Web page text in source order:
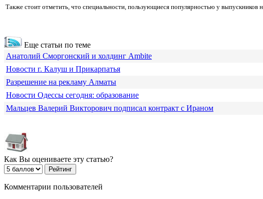
Также стоит отметить, что специальности, пользующиеся популярностью у
Еще статьи по теме
Анатолий Сморгонский и холдинг Ambite
Новости г. Калуш и Прикарпатья
Разрешение на рекламу Алматы
Новости Одессы сегодня: образование
Мальцев Валерий Викторович подписал контракт с Ираном
Как Вы оцениваете эту статью?
Комментарии пользователей